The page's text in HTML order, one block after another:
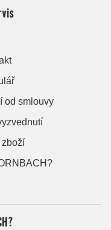
od smlouvy
zboží